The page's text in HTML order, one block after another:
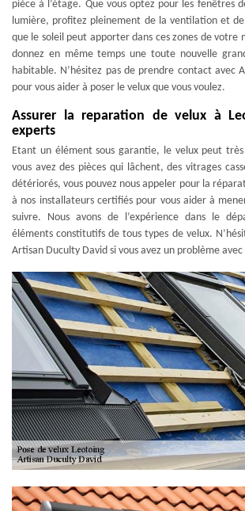
pièce à l’étage. Que vous optez pour les fenêtres
lumière, profitez pleinement de la ventilation et
que le soleil peut apporter dans ces zones de votre
donnez en même temps une toute nouvelle
habitable. N’hésitez pas de prendre contact avec
pour vous aider à poser le velux que vous voulez.
Assurer la reparation de velux à
experts
Etant un élément sous garantie, le velux peut
vous avez des pièces qui lâchent, des vitrages
détériorés, vous pouvez nous appeler pour la
à nos installateurs certifiés pour vous aider à
suivre. Nous avons de l’expérience dans le
éléments constitutifs de tous types de velux.
Artisan Duculty David si vous avez un problème